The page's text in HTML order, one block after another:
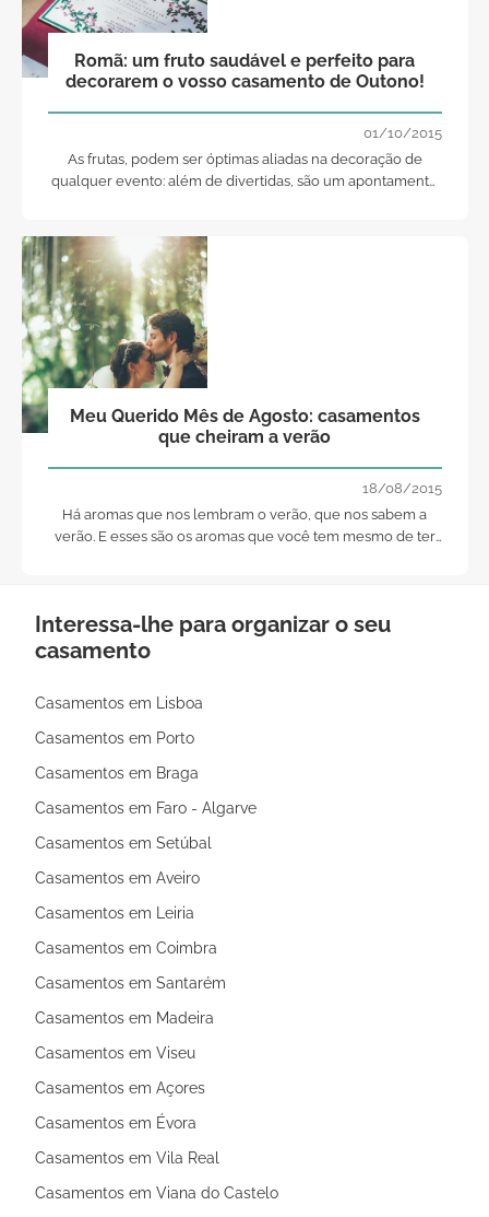
Romã: um fruto saudável e perfeito para
decorarem o vosso casamento de Outono!
01/10/2015
As frutas, podem ser óptimas aliadas na decoração de
qualquer evento: além de divertidas, são um apontamento
repleto de romãs?
Meu Querido Mês de Agosto: casamentos
que cheiram a verão
18/08/2015
Há aromas que nos lembram o verão, que nos sabem a
verão. E esses são os aromas que você tem mesmo de ter
Interessa-lhe para organizar o seu
casamento
Casamentos em Lisboa
Casamentos em Porto
Casamentos em Braga
Casamentos em Faro - Algarve
Casamentos em Setúbal
Casamentos em Aveiro
Casamentos em Leiria
Casamentos em Coimbra
Casamentos em Santarém
Casamentos em Madeira
Casamentos em Viseu
Casamentos em Açores
Casamentos em Évora
Casamentos em Vila Real
Casamentos em Viana do Castelo